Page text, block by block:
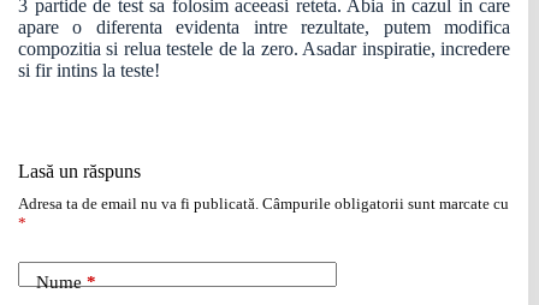
3 partide de test sa folosim aceeasi reteta. Abia in cazul in care
apare o diferenta evidenta intre rezultate, putem modifica
compozitia si relua testele de la zero. Asadar inspiratie, incredere
si fir intins la teste!
Lasă un răspuns
Adresa ta de email nu va fi publicată. Câmpurile obligatorii sunt marcate cu
*
Nume*